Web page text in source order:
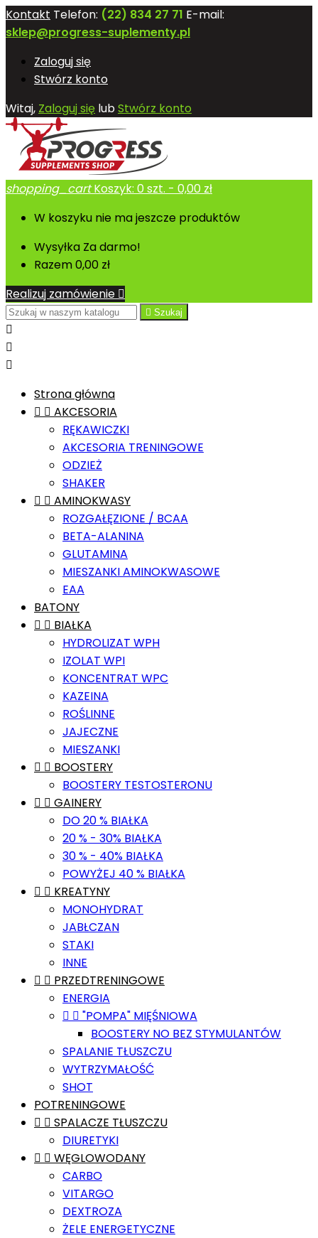
Kontakt Telefon: (22) 834 27 71 E-mail:
sklep@progress-suplementy.pl
Zaloguj się
Stwórz konto
Witaj, Zaloguj się lubStwórz konto
shopping_cart Koszyk: 0szt. - 0,00 zł
W koszyku nie ma jeszcze produktów
Wysyłka Za darmo!
Razem0,00 zł
Realizuj zamówienie 
 Szukaj



Strona główna
  AKCESORIA
RĘKAWICZKI
AKCESORIA TRENINGOWE
ODZIEŻ
SHAKER
  AMINOKWASY
ROZGAŁĘZIONE / BCAA
BETA-ALANINA
GLUTAMINA
MIESZANKI AMINOKWASOWE
EAA
BATONY
  BIAŁKA
HYDROLIZAT WPH
IZOLAT WPI
KONCENTRAT WPC
KAZEINA
ROŚLINNE
JAJECZNE
MIESZANKI
  BOOSTERY
BOOSTERY TESTOSTERONU
  GAINERY
DO 20 % BIAŁKA
20 % - 30% BIAŁKA
30 % - 40% BIAŁKA
POWYŻEJ 40 % BIAŁKA
  KREATYNY
MONOHYDRAT
JABŁCZAN
STAKI
INNE
  PRZEDTRENINGOWE
ENERGIA
  "POMPA" MIĘŚNIOWA
BOOSTERY NO BEZ STYMULANTÓW
SPALANIE TŁUSZCZU
WYTRZYMAŁOŚĆ
SHOT
POTRENINGOWE
  SPALACZE TŁUSZCZU
DIURETYKI
  WĘGLOWODANY
CARBO
VITARGO
DEXTROZA
ŻELE ENERGETYCZNE